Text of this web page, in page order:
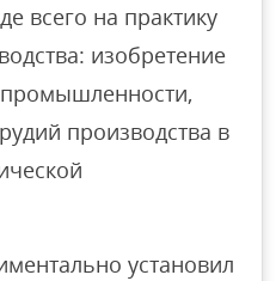
всего на практику
изобретение
производства в
установил